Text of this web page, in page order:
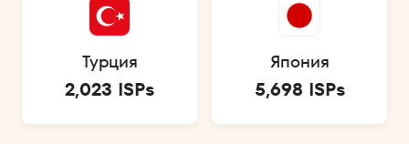
Турция
2,023 ISPs
Япония
5,698 ISPs